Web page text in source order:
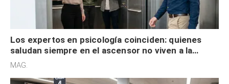
Los expertos en psicología coinciden: quienes
saludan siempre en el ascensor no viven a la
defensiva y tienen apertura social
MAG.